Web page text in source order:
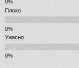
Плохо
Ужасно